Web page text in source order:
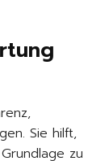
Sie hilft,
zu